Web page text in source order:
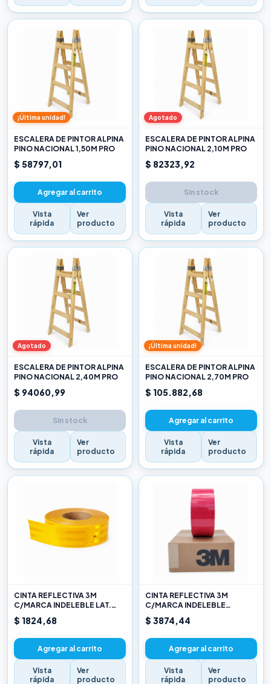
¡Última unidad!
ESCALERA DE PINTOR ALPINA
PINO NACIONAL 1,50M PRO
$ 58797,01
Agregar al carrito
Vista
rápida
Ver
producto
Agotado
ESCALERA DE PINTOR ALPINA
PINO NACIONAL 2,10M PRO
$ 82323,92
Sin stock
Vista
rápida
Ver
producto
Agotado
ESCALERA DE PINTOR ALPINA
PINO NACIONAL 2,40M PRO
$ 94060,99
Sin stock
Vista
rápida
Ver
producto
¡Última unidad!
ESCALERA DE PINTOR ALPINA
PINO NACIONAL 2,70M PRO
$ 105.882,68
Agregar al carrito
Vista
rápida
Ver
producto
CINTA REFLECTIVA 3M
C/MARCA INDELEBLE LAT.
$ 1824,68
Agregar al carrito
Vista
rápida
Ver
producto
CINTA REFLECTIVA 3M
C/MARCA INDELEBLE
TRASERA BLANCA Y ROJO X
METRO
$ 3874,44
Agregar al carrito
Vista
rápida
Ver
producto